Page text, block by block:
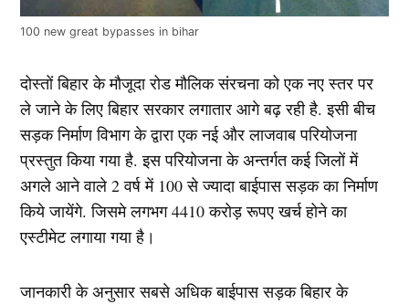
100 new great bypasses in bihar
दोस्तों बिहार के मौजूदा रोड मौलिक संरचना को एक नए स्तर पर
ले जाने के लिए बिहार सरकार लगातार आगे बढ़ रही है. इसी बीच
सड़क निर्माण विभाग के द्वारा एक नई और लाजवाब परियोजना
प्रस्तुत किया गया है. इस परियोजना के अन्तर्गत कई जिलों में
अगले आने वाले 2 वर्ष में 100 से ज्यादा बाईपास सड़क का निर्माण
किये जायेंगे. जिसमे लगभग 4410 करोड़ रूपए खर्च होने का
एस्टीमेट लगाया गया है।
जानकारी के अनुसार सबसे अधिक बाईपास सड़क बिहार के